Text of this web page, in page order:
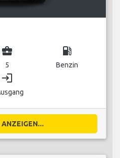
business_center
5
local_gas_station
Benzin
login